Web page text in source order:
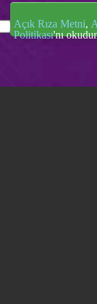
Açık Rıza Metni,
Politikası'nı